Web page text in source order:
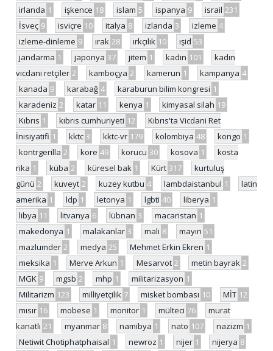
irlanda 1 işkence 18 islam 5 ispanya 9 israil 231
İsveç 9 isviçre 10 italya 8 izlanda 3 izleme 4
izleme-dinleme 9 ırak 28 ırkçılık 10 ışid 53
jandarma 1 japonya 37 jitem 1 kadın 101
kadın
vicdani retçiler 2 kamboçya 2 kamerun 1 kampanya 4
kanada 9 karabağ 4 karaburun bilim kongresi 1
karadeniz 2 katar 11 kenya 1 kimyasal silah 19
Kıbrıs 1 kıbrıs cumhuriyeti 12
Kıbrıs'ta Vicdani Ret
İnisiyatifi 1 kktc 3 kktc-vr 179 kolombiya 48 kongo 1
kontrgerilla 2 kore 49 korucu 30 kosova 1
kosta
rika 1 küba 2 küresel bak 1 Kürt 317
kurtuluş
günü 2 kuveyt 2 kuzey kutbu 4 lambdaistanbul 1
latin
amerika 1 ldp 1 letonya 1 lgbti 40 liberya 1
libya 11 litvanya 6 lübnan 3 macaristan 1
makedonya 1 malakanlar 3 mali 8 mayın 51
mazlumder 2 medya 25 Mehmet Erkin Ekren 1
meksika 1 Merve Arkun 1 Mesarvot 2 metin bayrak 2
MGK 9 mgsb 2 mhp 1 militarizasyon 1
Militarizm 123 milliyetçilik 7 misket bombası 10 MİT 12
mısır 16 mobese 1 monitor 1 mülteci 76
murat
kanatlı 21 myanmar 8 namibya 1 nato 107 nazizm 1
Netiwit Chotiphatphaisal 1 newroz 1 nijer 1 nijerya 8